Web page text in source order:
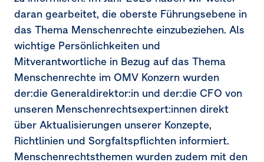
daran gearbeitet, die oberste Führungsebene in
das Thema Menschenrechte einzubeziehen. Als
wichtige Persönlichkeiten und
Mitverantwortliche in Bezug auf das Thema
Menschenrechte im OMV Konzern wurden
der:die Generaldirektor:in und der:die CFO von
unseren Menschenrechtsexpert:innen direkt
über Aktualisierungen unserer Konzepte,
Richtlinien und Sorgfaltspflichten informiert.
Menschenrechtsthemen wurden zudem mit den